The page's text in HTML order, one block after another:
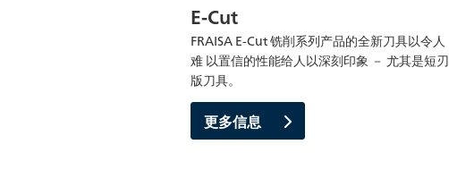
E-Cut
FRAISA E-Cut 铣削系列产品的全新刀具以令人
难 以置信的性能给人以深刻印象 － 尤其是短刃
版刀具。
更多信息